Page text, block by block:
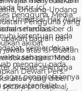
Undang-Undang
Universal Hak Asasi
media siber di
bagian dari
kemerdekaan
pers. Media
khusus sehingga
agar pengelolaannya
profesional,